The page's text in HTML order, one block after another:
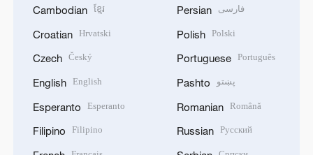
Cambodian ខ្មែរ
Croatian Hrvatski
Czech Český
English English
Esperanto Esperanto
Filipino Filipino
Persian فارسی
Polish Polski
Portuguese Português
Pashto پښتو
Romanian Română
Russian Русский